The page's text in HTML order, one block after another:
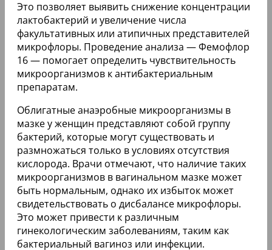
Это позволяет выявить снижение концентрации
лактобактерий и увеличение числа
факультативных или атипичных представителей
микрофлоры. Проведение анализа — Фемофлор
16 — помогает определить чувствительность
микроорганизмов к антибактериальным
препаратам.
Облигатные анаэробные микроорганизмы в
мазке у женщин представляют собой группу
бактерий, которые могут существовать и
размножаться только в условиях отсутствия
кислорода. Врачи отмечают, что наличие таких
микроорганизмов в вагинальном мазке может
быть нормальным, однако их избыток может
свидетельствовать о дисбалансе микрофлоры.
Это может привести к различным
гинекологическим заболеваниям, таким как
бактериальный вагиноз или инфекции.